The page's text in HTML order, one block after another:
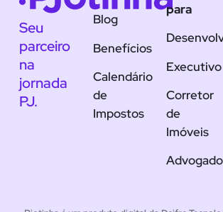
Seu
parceiro
na
jornada
PJ.
Blog
Benefícios
Calendário
de
Impostos
para
Executivo
Corretor
de
Imóveis